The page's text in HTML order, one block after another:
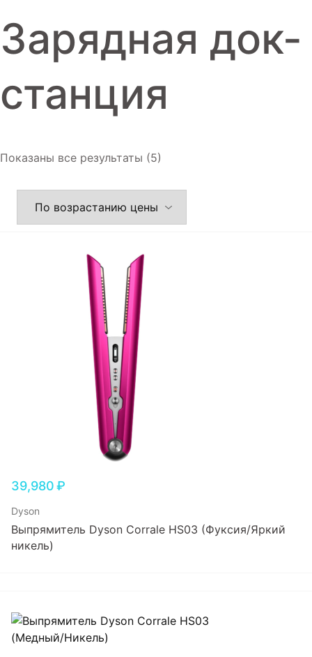
Аксессуары
Зарядная док-
станция
Показаны все результаты (5)
39,980₽
Dyson
Выпрямитель Dyson Corrale HS03 (Фуксия/Яркий
никель)